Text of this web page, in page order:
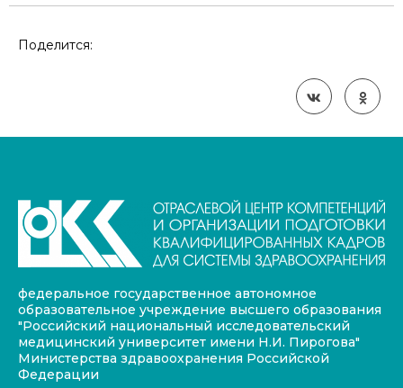
Поделится:
федеральное государственное автономное
образовательное учреждение высшего образования
"Российский национальный исследовательский
медицинский университет имени Н.И. Пирогова"
Министерства здравоохранения Российской
Федерации